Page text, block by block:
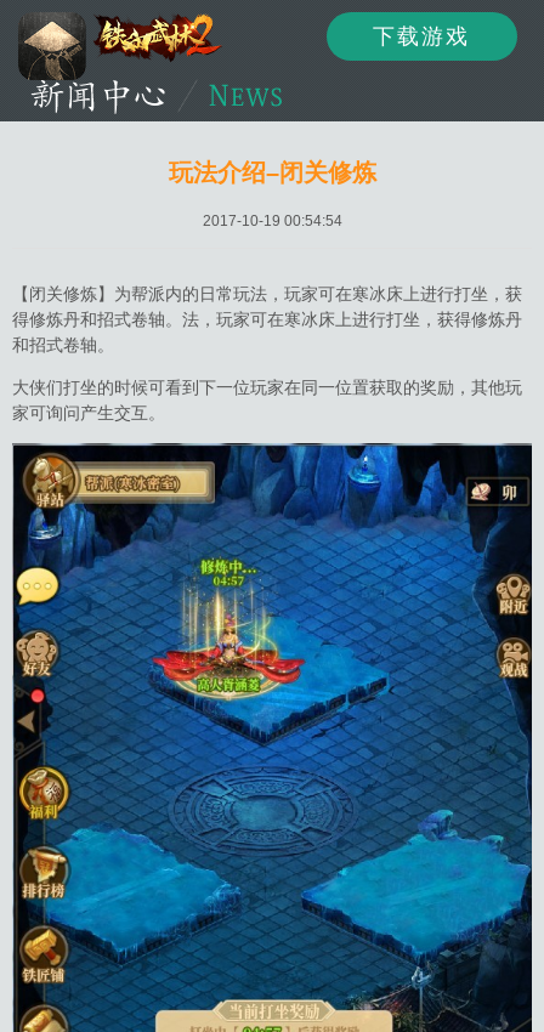
下载游戏
玩法介绍–闭关修炼
2017-10-19 00:54:54
【闭关修炼】为帮派内的日常玩法，玩家可在寒冰床上进行打坐，获
得修炼丹和招式卷轴。法，玩家可在寒冰床上进行打坐，获得修炼丹
和招式卷轴。
大侠们打坐的时候可看到下一位玩家在同一位置获取的奖励，其他玩
家可询问产生交互。
资讯
论坛 下载 客服